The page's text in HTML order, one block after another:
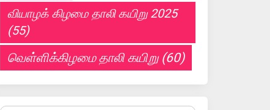
வியாழக் கிழமை தாலி கயிறு 2025
(55)
வெள்ளிக்கிழமை தாலி கயிறு(60)